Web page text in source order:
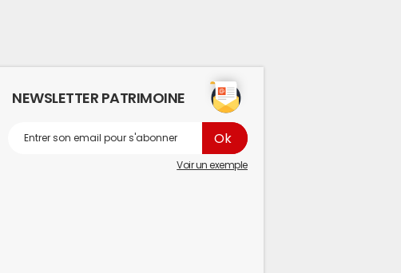
NEWSLETTER PATRIMOINE
Voir un exemple